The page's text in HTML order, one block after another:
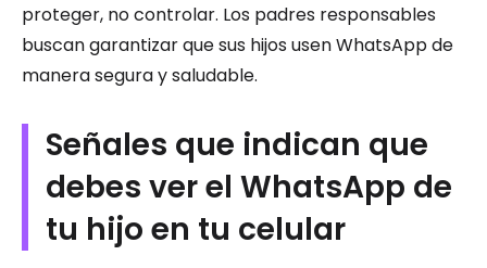
proteger, no controlar. Los padres responsables
buscan garantizar que sus hijos usen WhatsApp de
manera segura y saludable.
Señales que indican que
debes ver el WhatsApp de
tu hijo en tu celular